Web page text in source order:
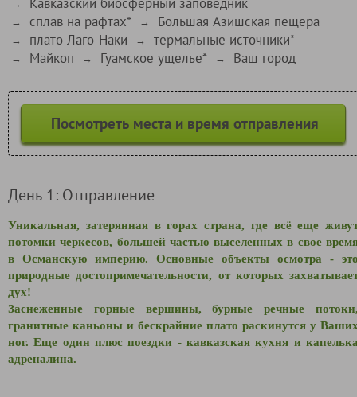
→
→ сплав на рафтах* → Большая Азишская пещера
→ плато Лаго-Наки → термальные источники*
→ Майкоп → Гуамское ущелье* → Ваш город
Посмотреть места и время отправления
День 1: Отправление
Уникальная, затерянная в горах страна, где всё еще
потомки черкесов, большей частью выселенных в свое
в Османскую империю. Основные объекты осмотра -
природные достопримечательности, от которых
дух!
Заснеженные горные вершины, бурные речные
гранитные каньоны и бескрайние плато раскинутся у
ног. Еще один плюс поездки - кавказская кухня и
адреналина.